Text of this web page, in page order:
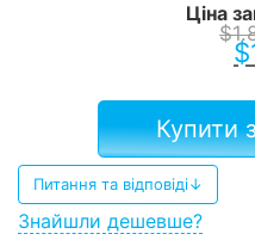
Ціна
$
$
Купити
Питання та відповіді↓
Знайшли дешевше?